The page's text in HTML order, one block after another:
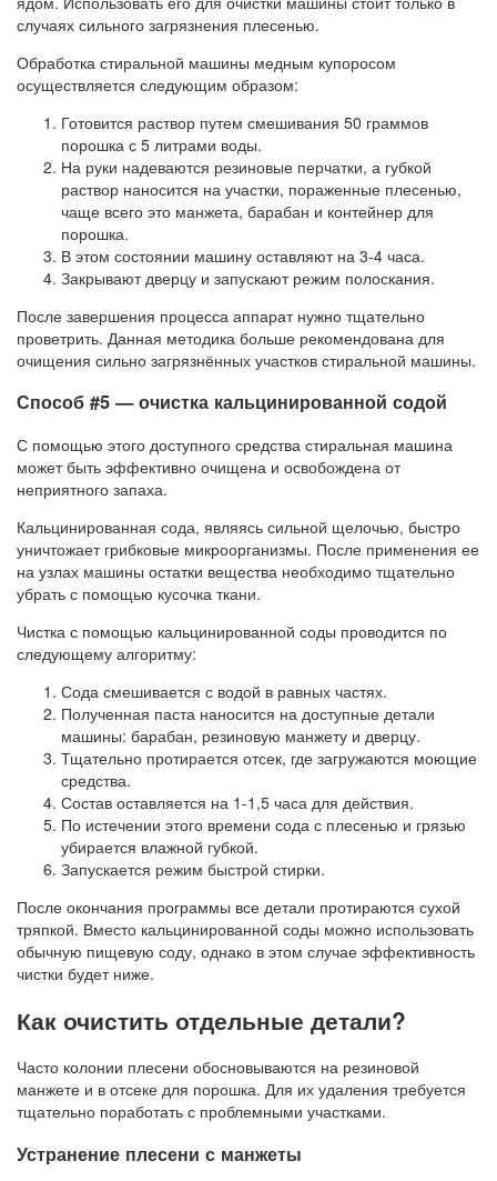
случаях сильного загрязнения плесенью.
Обработка стиральной машины медным купоросом
осуществляется следующим образом:
Готовится раствор путем смешивания 50 граммов
порошка с 5 литрами воды.
На руки надеваются резиновые перчатки, а губкой
раствор наносится на участки, пораженные плесенью,
чаще всего это манжета, барабан и контейнер для
порошка.
В этом состоянии машину оставляют на 3-4 часа.
Закрывают дверцу и запускают режим полоскания.
После завершения процесса аппарат нужно тщательно
проветрить. Данная методика больше рекомендована для
очищения сильно загрязнённых участков стиральной машины.
Способ #5 — очистка кальцинированной содой
С помощью этого доступного средства стиральная машина
может быть эффективно очищена и освобождена от
неприятного запаха.
Кальцинированная сода, являясь сильной щелочью, быстро
уничтожает грибковые микроорганизмы. После применения ее
на узлах машины остатки вещества необходимо тщательно
убрать с помощью кусочка ткани.
Чистка с помощью кальцинированной соды проводится по
следующему алгоритму:
Сода смешивается с водой в равных частях.
Полученная паста наносится на доступные детали
машины: барабан, резиновую манжету и дверцу.
Тщательно протирается отсек, где загружаются моющие
средства.
Состав оставляется на 1-1,5 часа для действия.
По истечении этого времени сода с плесенью и грязью
убирается влажной губкой.
Запускается режим быстрой стирки.
После окончания программы все детали протираются сухой
тряпкой. Вместо кальцинированной соды можно использовать
обычную пищевую соду, однако в этом случае эффективность
чистки будет ниже.
Как очистить отдельные детали?
Часто колонии плесени обосновываются на резиновой
манжете и в отсеке для порошка. Для их удаления требуется
тщательно поработать с проблемными участками.
Устранение плесени с манжеты